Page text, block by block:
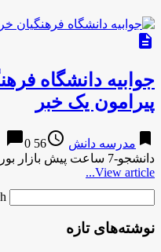
description
جوابیه دانشگاه
پیرامون یک خبر
bookmark مدرسه دانش access_time
56 years ago
chat_bubble0
دانشجو-7 ساعت پیش بازار بورس خبرگذاری اصفحان
View article...
نوشته‌های تازه